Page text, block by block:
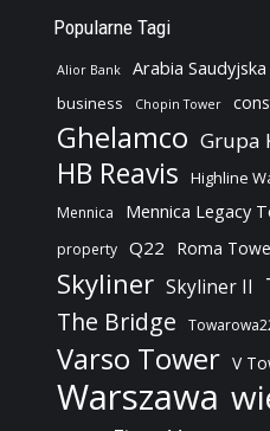
Popularne Tagi
Alior Bank Arabia Saudyjska
business Chopin Tower
Ghelamco Grupa
HB Reavis Highline
Mennica
Mennica Legacy
property Q22 Roma
Skyliner Skyliner II
The Bridge
Varso Tower V
Warszawa